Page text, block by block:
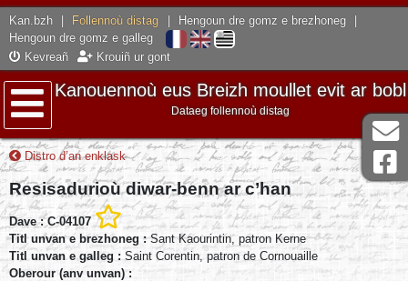
Kan.bzh Follennoù distag Hengoun dre gomz e brezhoneg
Hengoun dre gomz e galleg
Kevreañ
Krouiñ ur gont
Lañser
Kanouennoù eus Breizh moullet evit ar bobl
Dataeg follennoù distag
Distro d’an enklask
Resisadurioù diwar-benn ar c’han
Dave : C-04107
Titl unvan e brezhoneg :Sant Kaourintin, patron Kerne
Titl unvan e galleg : Saint Corentin, patron de Cornouaille
Oberour (anv unvan) :